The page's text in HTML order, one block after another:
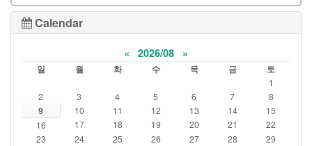
Calendar
« 2026/08 »
일 월 화 수 목 금 토
1
2
3 4 5 6 7 8
9 10 11 12 13 14
15
16
17 18 19 20 21
22
23
24 25 26 27 28
29